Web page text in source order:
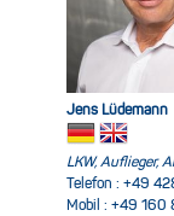
Jens Lüdemann
LKW, Auflieger,
Telefon : +49
Mobil : +49 160